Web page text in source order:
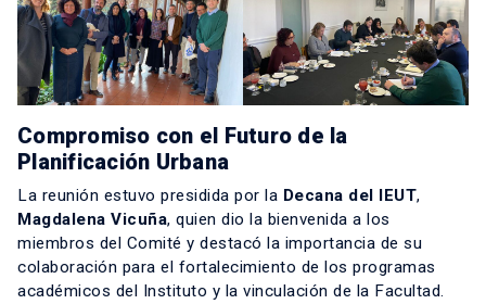
Compromiso con el Futuro de la
Planificación Urbana
La reunión estuvo presidida por la Decana del IEUT,
Magdalena Vicuña, quien dio la bienvenida a los
miembros del Comité y destacó la importancia de su
colaboración para el fortalecimiento de los programas
académicos del Instituto y la vinculación de la Facultad.